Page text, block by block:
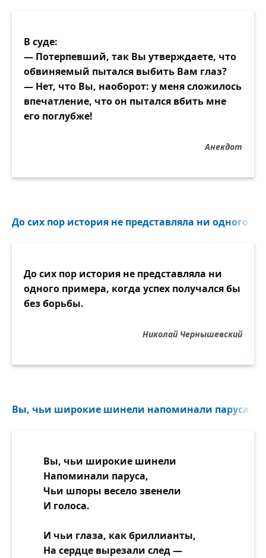
В суде:
— Потерпевший, так Вы утверждаете, что
обвиняемый пытался выбить Вам глаз?
— Нет, что Вы, наоборот: у меня сложилось
впечатление, что он пытался вбить мне
его поглубже!
Анекдот
До сих пор история не представляла ни одного
До сих пор история не представляла ни
одного примера, когда успех получался бы
без борьбы.
Николай Чернышевский
Вы, чьи широкие шинели напоминали паруса,
Вы, чьи широкие шинели
Напоминали паруса,
Чьи шпоры весело звенели
И голоса.
И чьи глаза, как бриллианты,
На сердце вырезали след —